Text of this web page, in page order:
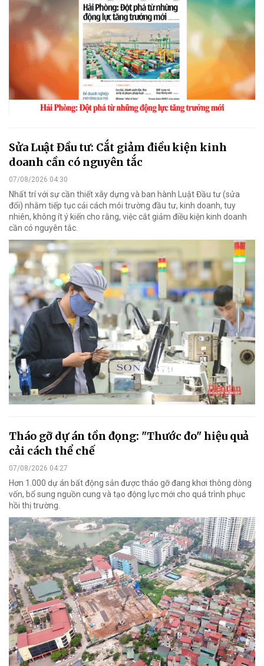
Sửa Luật Đầu tư: Cắt giảm điều kiện kinh
doanh cần có nguyên tắc
07/08/2026 04:30
Nhất trí với sự cần thiết xây dựng và ban hành Luật Đầu tư (sửa
đổi) nhằm tiếp tục cải cách môi trường đầu tư, kinh doanh, tuy
nhiên, không ít ý kiến cho rằng, việc cắt giảm điều kiện kinh doanh
cần có nguyên tắc.
Tháo gỡ dự án tồn đọng: "Thước đo" hiệu quả
cải cách thể chế
07/08/2026 04:27
Hơn 1.000 dự án bất động sản được tháo gỡ đang khơi thông dòng
vốn, bổ sung nguồn cung và tạo động lực mới cho quá trình phục
hồi thị trường.